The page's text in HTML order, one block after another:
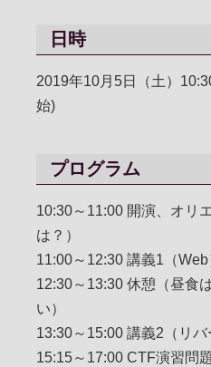
日時
2019年10月5日（土）
始)
プログラム
10:30～11:00 開演、オリ
は？）
11:00～12:30 講義1（Web
12:30～13:30 休憩（昼食
い）
13:30～15:00 講義2（リバ
15:15～17:00 CTF演習問題